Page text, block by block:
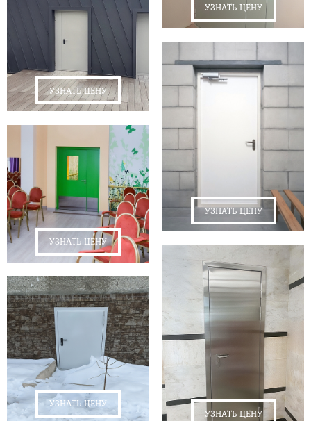
УЗНАТЬ ЦЕНУ
УЗНАТЬ ЦЕНУ
УЗНАТЬ ЦЕНУ
УЗНАТЬ ЦЕНУ
УЗНАТЬ ЦЕНУ
УЗНАТЬ ЦЕНУ